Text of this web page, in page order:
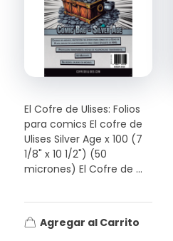
El Cofre de Ulises: Folios
para comics El cofre de
Ulises Silver Age x 100 (7
1/8" x 10 1/2") (50
micrones) El Cofre de ...
Agregar al Carrito